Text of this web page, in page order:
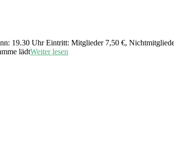
19.30 Uhr Eintritt: Mitglieder 7,50 €,
lädtWeiter lesen